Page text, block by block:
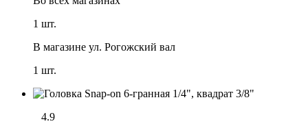
1 шт.
В магазине ул. Рогожский вал
1 шт.
4.9